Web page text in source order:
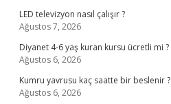
LED televizyon nasıl çalışır ?
Ağustos 7, 2026
Diyanet 4-6 yaş kuran kursu ücretli mi ?
Ağustos 6, 2026
Kumru yavrusu kaç saatte bir beslenir ?
Ağustos 6, 2026